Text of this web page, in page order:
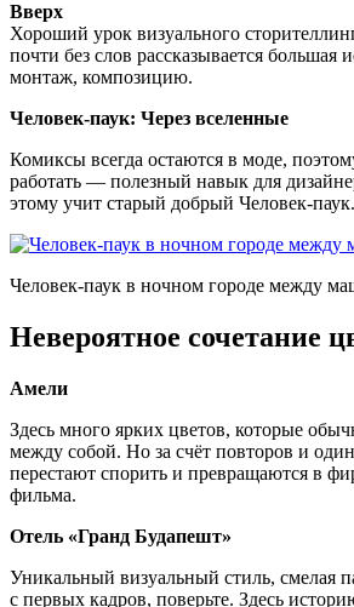
Вверх
Хороший урок визуального
почти без слов рассказывается большая
монтаж, композицию.
Человек-паук: Через вселенные
Комиксы всегда остаются в моде,
работать — полезный навык для
этому учит старый добрый Человек-паук.
Человек-паук в ночном городе между
Невероятное сочетание
Амели
Здесь много ярких цветов, которые
между собой. Но за счёт повторов и
перестают спорить и превращаются в
фильма.
Отель «Гранд Будапешт»
Уникальный визуальный стиль, смелая
с первых кадров, поверьте. Здесь